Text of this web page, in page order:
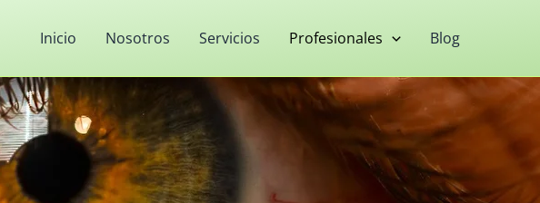
Inicio Nosotros Servicios Profesionales Blog